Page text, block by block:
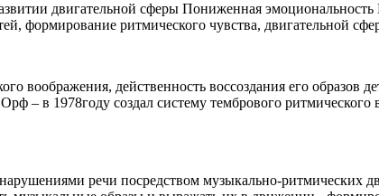
двигательной сферы Пониженная эмоциональность
формирование ритмического чувства, двигательной
воображения, действенность воссоздания его образов
– в 1978году создал систему тембрового
речи посредством музыкально-ритмических